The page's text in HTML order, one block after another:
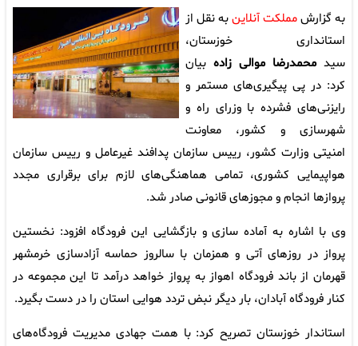
به گزارشمملکت آنلاینبه نقل از
استانداری خوزستان،
سید محمدرضا موالی زاده بیان
کرد: در پی پیگیری‌های مستمر و
رایزنی‌های فشرده با وزرای راه و
شهرسازی و کشور، معاونت
امنیتی وزارت کشور، رییس سازمان پدافند غیرعامل و رییس سازمان
هواپیمایی کشوری، تمامی هماهنگی‌های لازم برای برقراری مجدد
پروازها انجام و مجوزهای قانونی صادر شد.
وی با اشاره به آماده سازی و بازگشایی این فرودگاه افزود: نخستین
پرواز در روزهای آتی و همزمان با سالروز حماسه آزادسازی خرمشهر
قهرمان از باند فرودگاه اهواز به پرواز خواهد درآمد تا این مجموعه در
کنار فرودگاه آبادان، بار دیگر نبض تردد هوایی استان را در دست بگیرد.
استاندار خوزستان تصریح کرد: با همت جهادی مدیریت فرودگاه‌های